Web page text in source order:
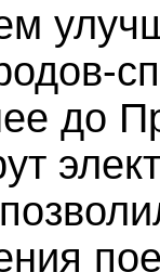
до